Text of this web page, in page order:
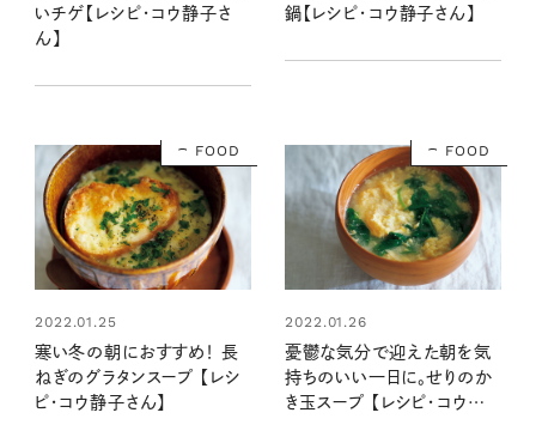
いチゲ【レシピ・コウ静子さ
ん】
鍋【レシピ・コウ静子さん】
FOOD
2022.01.25
寒い冬の朝におすすめ！ 長
ねぎのグラタンスープ 【レシ
ピ・コウ静子さん】
FOOD
2022.01.26
憂鬱な気分で迎えた朝を気
持ちのいい一日に。せりのか
き玉スープ 【レシピ・コウ静